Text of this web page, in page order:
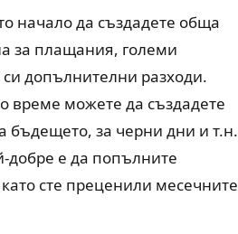
начало да създадете обща
за плащания, големи
си допълнителни разходи.
време можете да създадете
бъдещето, за черни дни и т.н.
добре е да попълните
сте преценили месечните